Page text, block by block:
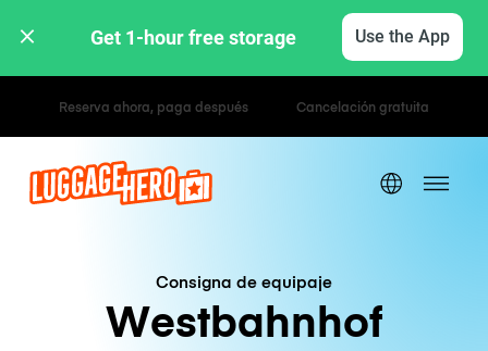
Get 1-hour free storage Use the App
Tarifas por hora / día
Consigna de equipaje
Westbahnhof